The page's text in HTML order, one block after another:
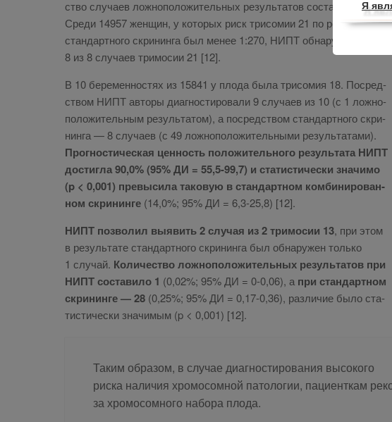
ство слу­ча­ев лож­но­по­ло­жи­тель­ных ре­зуль­та­тов со­ста­ви­ло 6.
Сре­ди 14957 жен­щин, у ко­то­рых риск три­со­мии 21 по ре­зуль­та­там
стан­дарт­но­го скри­нин­га был ме­нее 1:270, НИПТ об­на­ру­жил все
8 из 8 слу­ча­ев три­мо­сии 21 [12].
В 10 бе­ре­мен­но­стях из 15841 у пло­да бы­ла три­со­мия 18. По­сред­
ством НИПТ ав­то­ры ди­а­гно­сти­ро­ва­ли 9 слу­ча­ев из 10 (с 1 лож­но­
по­ло­жи­тель­ным ре­зуль­та­том), а по­сред­ством стан­дарт­но­го скри­
нин­га — 8 слу­ча­ев (с 49 лож­но­по­ло­жи­тель­ны­ми ре­зуль­та­та­ми).
Про­гно­сти­че­ская цен­ность по­ло­жи­тель­но­го ре­зуль­та­та НИПТ
до­стиг­ла 90,0% (95% ДИ = 55,5-99,7) и ста­ти­сти­че­ски зна­чи­мо
(p < 0,001) пре­вы­си­ла та­ко­вую в стан­дарт­ном ком­би­ни­ро­ван­
ном скри­нин­ге (14,0%; 95% ДИ = 6,3-25,8) [12].
НИПТ поз­во­лил вы­явить 2 слу­чая из 2 три­мо­сии 13, при этом
в ре­зуль­та­те стан­дарт­но­го скри­нин­га был об­на­ру­жен толь­ко
1 слу­чай. Ко­ли­че­ство лож­но­по­ло­жи­тель­ных ре­зуль­та­тов при
НИПТ со­ста­ви­ло 1 (0,02%; 95% ДИ = 0-0,06), а при стан­дарт­ном
скри­нин­ге — 28 (0,25%; 95% ДИ = 0,17-0,36), раз­ли­чие бы­ло ста­
ти­сти­че­ски зна­чи­мым (p < 0,001) [12].
Та­ким об­ра­зом, в слу­чае ди­а­гно­сти­ро­ва­ния вы­со­ко­го
рис­ка на­ли­чия хро­мо­сом­ной па­то­ло­гии, па­ци­ент­кам
за хро­мо­сом­но­го на­бо­ра пло­да.
Я